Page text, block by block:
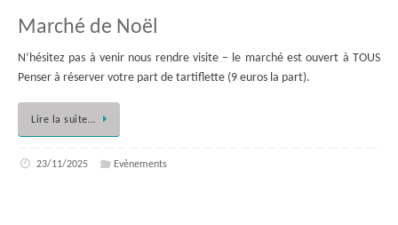
Marché de Noël
N’hésitez pas à venir nous rendre visite – le marché est ouvert à TOUS
Penser à réserver votre part de tartiflette (9 euros la part).
Lire la suite…
23/11/2025 Evènements